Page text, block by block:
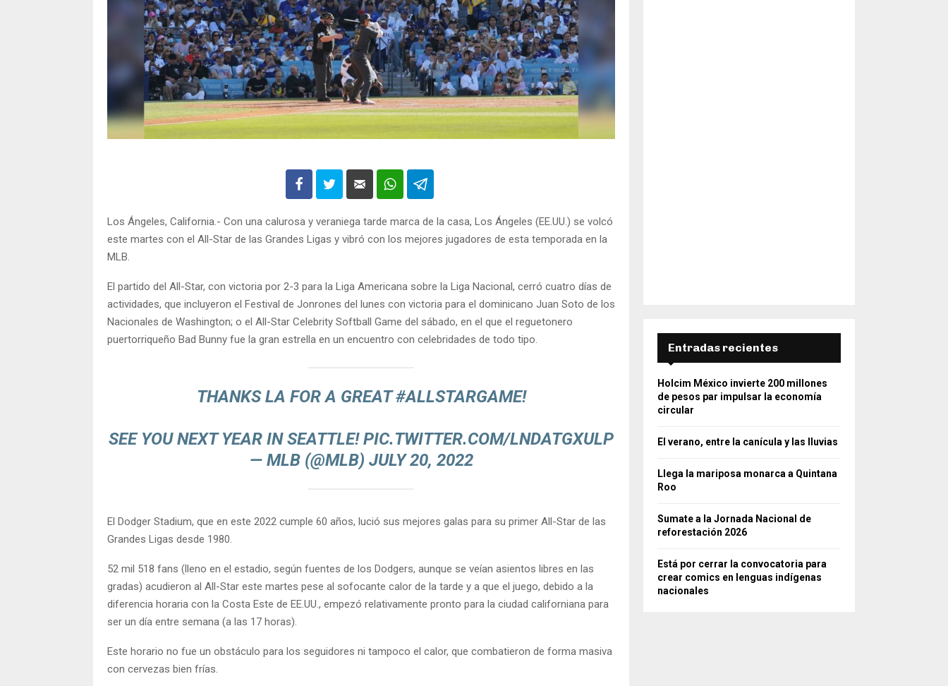
Los Ángeles, California.- Con una calurosa y veraniega tarde marca de la casa, Los Ángeles (EE.UU.) se volcó
este martes con el All-Star de las Grandes Ligas y vibró con los mejores jugadores de esta temporada en la
MLB.
El partido del All-Star, con victoria por 2-3 para la Liga Americana sobre la Liga Nacional, cerró cuatro días de
actividades, que incluyeron el Festival de Jonrones del lunes con victoria para el dominicano Juan Soto de los
Nacionales de Washington; o el All-Star Celebrity Softball Game del sábado, en el que el reguetonero
puertorriqueño Bad Bunny fue la gran estrella en un encuentro con celebridades de todo tipo.
THANKS LA FOR A GREAT#ALLSTARGAME!
SEE YOU NEXT YEAR IN SEATTLE!PIC.TWITTER.COM/LNDATGXULP
— MLB (@MLB) JULY 20, 2022
El Dodger Stadium, que en este 2022 cumple 60 años, lució sus mejores galas para su primer All-Star de las
Grandes Ligas desde 1980.
52 mil 518 fans (lleno en el estadio, según fuentes de los Dodgers, aunque se veían asientos libres en las
gradas) acudieron al All-Star este martes pese al sofocante calor de la tarde y a que el juego, debido a la
diferencia horaria con la Costa Este de EE.UU., empezó relativamente pronto para la ciudad californiana para
ser un día entre semana (a las 17 horas).
Este horario no fue un obstáculo para los seguidores ni tampoco el calor, que combatieron de forma masiva
con cervezas bien frías.
Entradas recientes
Holcim México invierte 200 millones
de pesos par impulsar la economía
circular
El verano, entre la canícula y las lluvias
Llega la mariposa monarca a Quintana
Roo
Sumate a la Jornada Nacional de
reforestación 2026
Está por cerrar la convocatoria para
crear comics en lenguas indígenas
nacionales